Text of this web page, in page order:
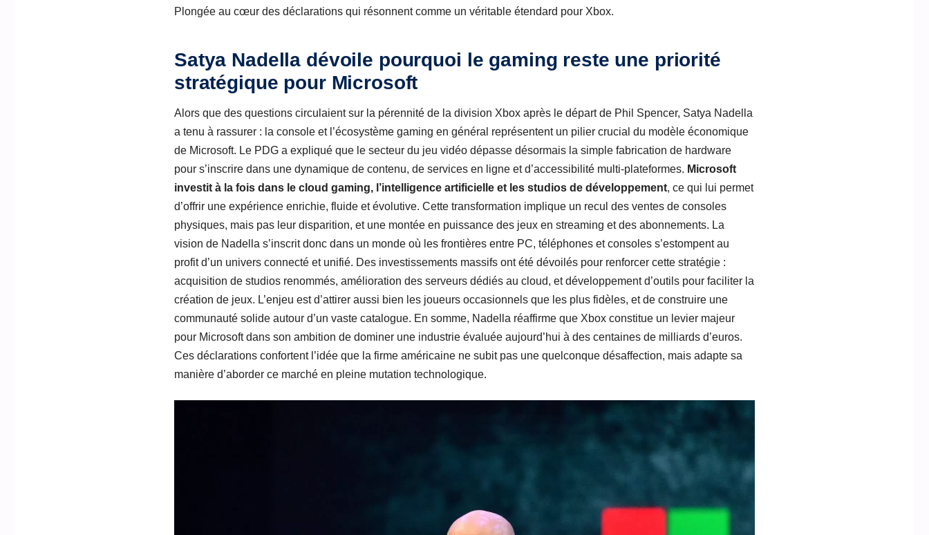
Plongée au cœur des déclarations qui résonnent comme un véritable étendard pour Xbox.
Satya Nadella dévoile pourquoi le gaming reste une priorité
stratégique pour Microsoft
Alors que des questions circulaient sur la pérennité de la division Xbox après le départ de Phil Spencer, Satya Nadella
a tenu à rassurer : la console et l’écosystème gaming en général représentent un pilier crucial du modèle économique
de Microsoft. Le PDG a expliqué que le secteur du jeu vidéo dépasse désormais la simple fabrication de hardware
pour s’inscrire dans une dynamique de contenu, de services en ligne et d’accessibilité multi-plateformes. Microsoft
investit à la fois dans le cloud gaming, l’intelligence artificielle et les studios de développement, ce qui lui permet
d’offrir une expérience enrichie, fluide et évolutive. Cette transformation implique un recul des ventes de consoles
physiques, mais pas leur disparition, et une montée en puissance des jeux en streaming et des abonnements. La
vision de Nadella s’inscrit donc dans un monde où les frontières entre PC, téléphones et consoles s’estompent au
profit d’un univers connecté et unifié. Des investissements massifs ont été dévoilés pour renforcer cette stratégie :
acquisition de studios renommés, amélioration des serveurs dédiés au cloud, et développement d’outils pour faciliter la
création de jeux. L’enjeu est d’attirer aussi bien les joueurs occasionnels que les plus fidèles, et de construire une
communauté solide autour d’un vaste catalogue. En somme, Nadella réaffirme que Xbox constitue un levier majeur
pour Microsoft dans son ambition de dominer une industrie évaluée aujourd’hui à des centaines de milliards d’euros.
Ces déclarations confortent l’idée que la firme américaine ne subit pas une quelconque désaffection, mais adapte sa
manière d’aborder ce marché en pleine mutation technologique.